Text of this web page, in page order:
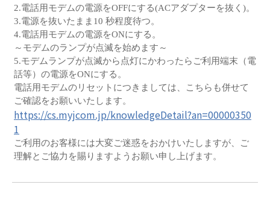
2.電話用モデムの電源をOFFにする(ACアダプターを抜く)。
3.電源を抜いたまま10 秒程度待つ。
4.電話用モデムの電源をONにする。
～モデムのランプが点滅を始めます～
5.モデムランプが点滅から点灯にかわったらご利用端末（電
話等）の電源をONにする。
電話用モデムのリセットにつきましては、こちらも併せて
ご確認をお願いいたします。
https://cs.myjcom.jp/knowledgeDetail?an=00000350
1
ご利用のお客様には大変ご迷惑をおかけいたしますが、ご
理解とご協力を賜りますようお願い申し上げます。